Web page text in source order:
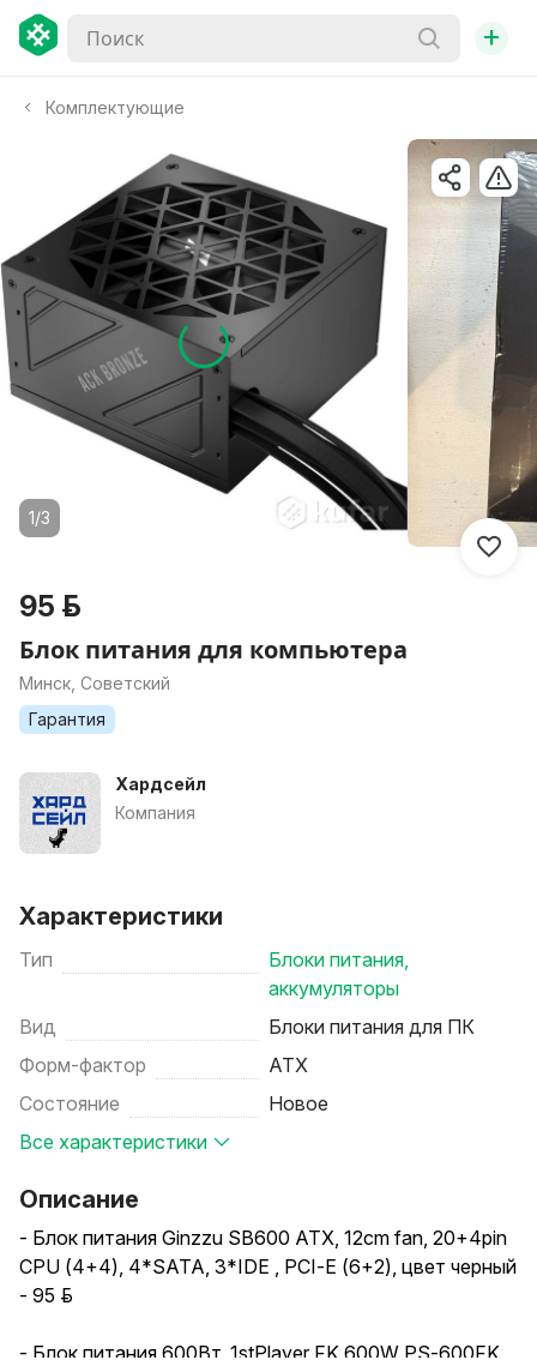
+
Комплектующие
1/3
95 р.
Блок питания для компьютера
Минск, Советский
Гарантия
Хардсейл
Компания
Характеристики
Тип
Блоки питания,
аккумуляторы
Вид
Блоки питания для ПК
Форм-фактор
ATX
Состояние
Новое
Все характеристики
Описание
- Блок питания Ginzzu SB600 ATX, 12cm fan, 20+4pin
CPU (4+4), 4*SATA, 3*IDE , PCI-E (6+2), цвет черный
- 95 руб.
- Блок питания 600Вт, 1stPlayer FK 600W PS-600FK,